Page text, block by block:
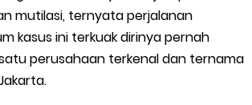
mutilasi, ternyata perjalanan
kasus ini terkuak dirinya pernah
perusahaan terkenal dan ternama